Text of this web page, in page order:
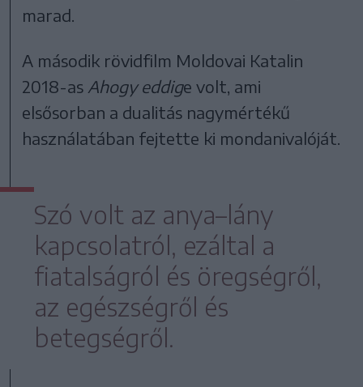
marad.
A második rövidfilm Moldovai Katalin
2018-as Ahogy eddige volt, ami
elsősorban a dualitás nagymértékű
használatában fejtette ki mondanivalóját.
Szó volt az anya–lány
kapcsolatról, ezáltal a
fiatalságról és öregségről,
az egészségről és
betegségről.